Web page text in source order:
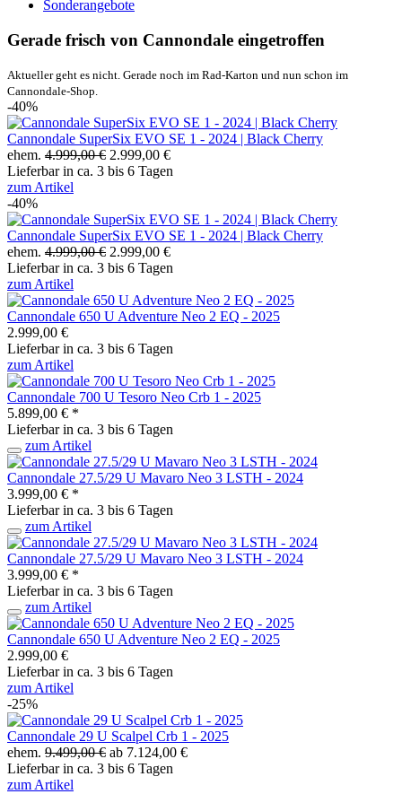
Sonderangebote
Gerade frisch von Cannondale eingetroffen
Aktueller geht es nicht. Gerade noch im Rad-Karton und nun schon im
Cannondale-Shop.
-40%
Cannondale SuperSix EVO SE 1 - 2024 | Black Cherry
ehem. 4.999,00 € 2.999,00 €
Lieferbar in ca. 3 bis 6 Tagen
zum Artikel
-40%
Cannondale SuperSix EVO SE 1 - 2024 | Black Cherry
ehem. 4.999,00 € 2.999,00 €
Lieferbar in ca. 3 bis 6 Tagen
zum Artikel
Cannondale 650 U Adventure Neo 2 EQ - 2025
2.999,00 €
Lieferbar in ca. 3 bis 6 Tagen
zum Artikel
Cannondale 700 U Tesoro Neo Crb 1 - 2025
5.899,00 € *
Lieferbar in ca. 3 bis 6 Tagen
zum Artikel
Cannondale 27.5/29 U Mavaro Neo 3 LSTH - 2024
3.999,00 € *
Lieferbar in ca. 3 bis 6 Tagen
zum Artikel
Cannondale 27.5/29 U Mavaro Neo 3 LSTH - 2024
3.999,00 € *
Lieferbar in ca. 3 bis 6 Tagen
zum Artikel
Cannondale 650 U Adventure Neo 2 EQ - 2025
2.999,00 €
Lieferbar in ca. 3 bis 6 Tagen
zum Artikel
-25%
Cannondale 29 U Scalpel Crb 1 - 2025
ehem. 9.499,00 € ab 7.124,00 €
Lieferbar in ca. 3 bis 6 Tagen
zum Artikel